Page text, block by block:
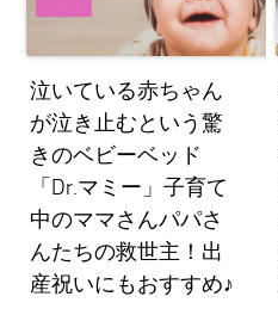
泣いている赤ちゃん
が泣き止むという驚
きのベビーベッド
「Dr.マミー」子育て
中のママさんパパさ
んたちの救世主！出
産祝いにもおすすめ♪